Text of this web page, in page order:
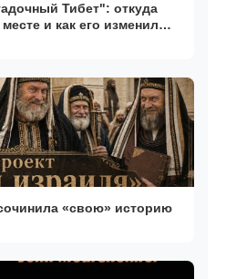
Тибет": откуда
и как его изменил
«свою» историю